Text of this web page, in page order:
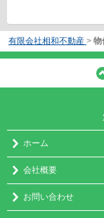
有限会社相和不動産 > 物
ホーム
会社概要
お問い合わせ